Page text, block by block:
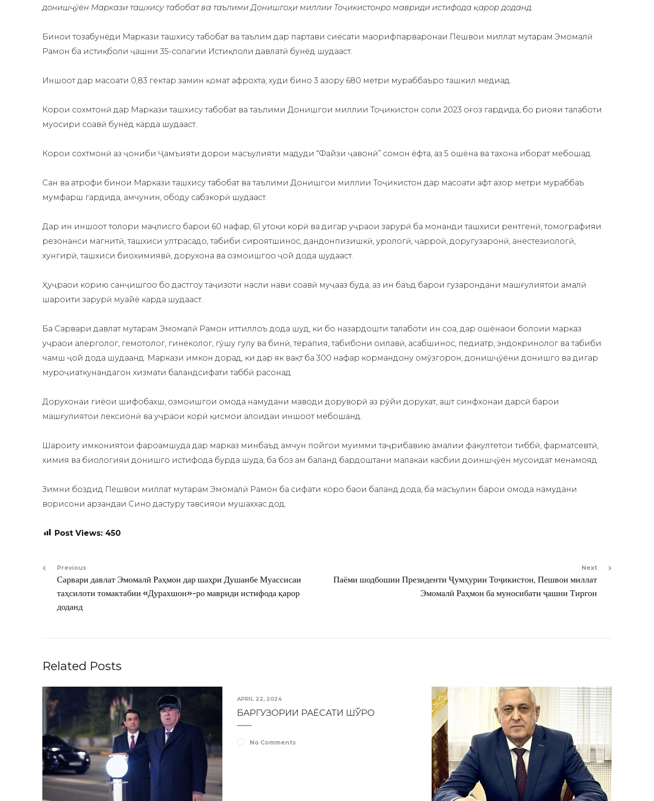
донишҷӯён Маркази ташхису табобат ва таълими Донишгоҳи миллии Тоҷикистонро мавриди истифода қарор доданд.
Бинои тозабунёди Маркази ташхису табобат ва таълим дар партави сиёсати маорифпарваронаи Пешвои миллат муҳтарам Эмомалӣ
Раҳмон ба истиқболи ҷашни 35-солагии Истиқлоли давлатӣ бунёд шудааст.
Иншоот дар масоҳати 0,83 гектар замин қомат афрохта, худи бино 3 ҳазору 680 метри мураббаъро ташкил медиҳад.
Корҳои сохмтонӣ дар Маркази ташхису табобат ва таълими Донишгоҳи миллии Тоҷикистон соли 2023 оғоз гардида, бо риояи талаботи
муосири соҳавӣ бунёд карда шудааст.
Корҳои сохтмонӣ аз ҷониби Ҷамъияти дорои масъулияти маҳдуди “Файзи ҷавонӣ” сомон ёфта, аз 5 ошёна ва таҳхона иборат мебошад.
Саҳн ва атрофи бинои Маркази ташхису табобат ва таълими Донишгоҳи миллии Тоҷикистон дар масоҳати ҳафт ҳазор метри мураббаъ
мумфарш гардида, ҳамчунин, ободу сабзкорӣ шудааст.
Дар ин иншоот толори маҷлисгоҳ барои 60 нафар, 61 утоқи корӣ ва дигар ҳуҷраҳои зарурӣ ба монанди ташхиси рентгенӣ, томографияи
резонанси магнитӣ, ташхиси ултрасадо, табиби сироятшинос, дандонпизишкӣ, урологӣ, ҷарроҳӣ, доругузаронӣ, анестезиологӣ,
хунгирӣ, ташхиси биохимиявӣ, дорухона ва озмоишгоҳҳо ҷой дода шудааст.
Ҳуҷраҳои корию санҷишгоҳҳо бо дастгоҳу таҷҳизоти насли нави соҳавӣ муҷаҳҳаз буда, аз ин баъд барои гузарондани машғулиятҳои амалӣ
шароити зарурӣ муҳайё карда шудааст.
Ба Сарвари давлат муҳтарам Эмомалӣ Раҳмон иттиллоъ дода шуд, ки бо назардошти талаботи ин соҳа, дар ошёнаҳои болоии марказ
ҳуҷраҳои алерголог, гемотолог, гинеколог, гӯшу гулу ва бинӣ, терапия, табибони оилавӣ, асабшинос, педиатр, эндокринолог ва табиби
чамш ҷой дода шудаанд. Маркази имкон дорад, ки дар як вақт ба 300 нафар кормандону омӯзгорон, донишҷӯёни донишгоҳ ва дигар
муроҷиаткунандагон хизмати баландсифати таббӣ расонад.
Дорухонаи гиёҳҳои шифобахш, озмоишгоҳи омода намудани маводи доруворӣ аз рӯйи дорухат, ҳашт синфхонаи дарсӣ барои
машғулиятҳои лексионӣ ва ҳуҷраҳои корӣ қисмҳои алоҳидаи иншоот мебошанд.
Шароиту имкониятҳои фароҳамшуда дар марказ минбаъд ҳамчун пойгоҳи муҳимми таҷрибавию амалии факултетҳои тиббӣ, фарматсевтӣ,
химия ва биологияи донишгоҳ истифода бурда шуда, ба боз ҳам баланд бардоштани малакаи касбии доиншҷӯён мусоидат менамояд.
Зимни боздид Пешвои миллат муҳтарам Эмомалӣ Раҳмон ба сифати корҳо баҳои баланд дода, ба масъулин барои омода намудани
ворисони арзандаи Сино дастуру тавсияҳои мушаххас дод.
Post Views: 450
Previous
Сарвари давлат Эмомалӣ Раҳмон дар шаҳри Душанбе Муассисаи
таҳсилоти томактабии «Дурахшон»-ро мавриди истифода қарор
доданд
Next
Паёми шодбошии Президенти Ҷумҳурии Тоҷикистон, Пешвои миллат
Эмомалӣ Раҳмон ба муносибати ҷашни Тиргон
Related Posts
APRIL 22, 2024
БАРГУЗОРИИ РАЁСАТИ ШЎРО
No Comments